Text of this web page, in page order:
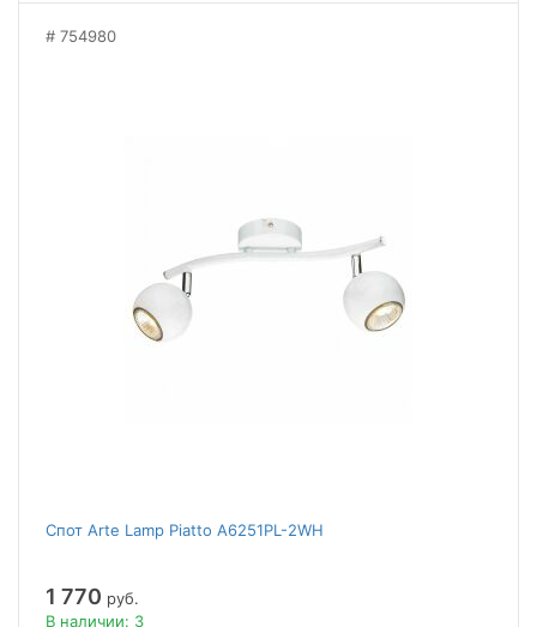
754980
Спот Arte Lamp Piatto A6251PL-2WH
1 770 руб.
В наличии: 3